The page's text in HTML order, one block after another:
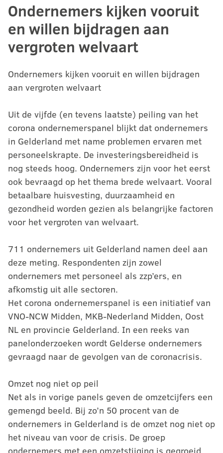
Ondernemers kijken vooruit
en willen bijdragen aan
vergroten welvaart
Ondernemers kijken vooruit en willen bijdragen
aan vergroten welvaart
Uit de vijfde (en tevens laatste) peiling van het
corona ondernemerspanel blijkt dat ondernemers
in Gelderland met name problemen ervaren met
personeelskrapte. De investeringsbereidheid is
nog steeds hoog. Ondernemers zijn voor het eerst
ook bevraagd op het thema brede welvaart. Vooral
betaalbare huisvesting, duurzaamheid en
gezondheid worden gezien als belangrijke factoren
voor het vergroten van welvaart.
711 ondernemers uit Gelderland namen deel aan
deze meting. Respondenten zijn zowel
ondernemers met personeel als zzp’ers, en
afkomstig uit alle sectoren.
Het corona ondernemerspanel is een initiatief van
VNO-NCW Midden, MKB-Nederland Midden, Oost
NL en provincie Gelderland. In een reeks van
panelonderzoeken wordt Gelderse ondernemers
gevraagd naar de gevolgen van de coronacrisis.
Omzet nog niet op peil
Net als in vorige panels geven de omzetcijfers een
gemengd beeld. Bij zo’n 50 procent van de
ondernemers in Gelderland is de omzet nog niet op
het niveau van voor de crisis. De groep